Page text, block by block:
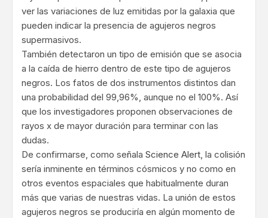
ver las variaciones de luz emitidas por la galaxia que
pueden indicar la presencia de agujeros negros
supermasivos.
También detectaron un tipo de emisión que se asocia
a la caída de hierro dentro de este tipo de agujeros
negros. Los fatos de dos instrumentos distintos dan
una probabilidad del 99,96%, aunque no el 100%. Así
que los investigadores proponen observaciones de
rayos x de mayor duración para terminar con las
dudas.
De confirmarse, como señala Science Alert , la colisión
sería inminente en términos cósmicos y no como en
otros eventos espaciales que habitualmente duran
más que varias de nuestras vidas. La unión de estos
agujeros negros se produciría en algún momento de